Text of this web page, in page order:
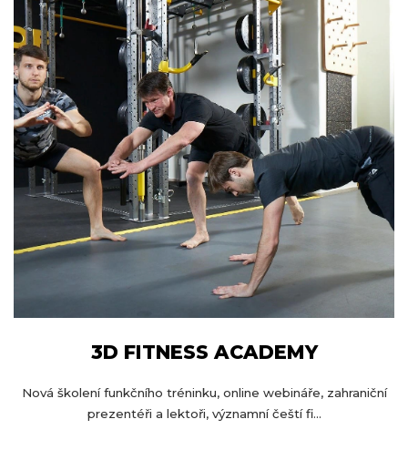
3D FITNESS ACADEMY
Nová školení funkčního tréninku, online webináře, zahraniční
prezentéři a lektoři, významní čeští fi...